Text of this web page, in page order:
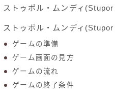
ストゥポル・ムンディ
ストゥポル・ムンディ
ゲームの準備
ゲーム画面の見方
ゲームの流れ
ゲームの終了条件